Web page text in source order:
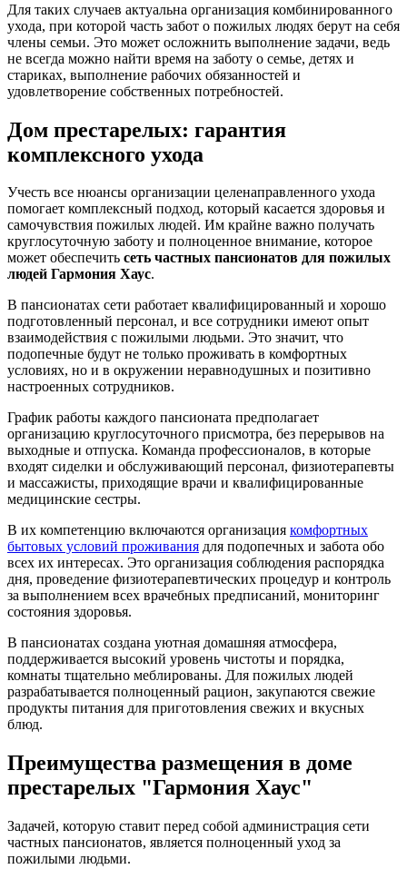
Для таких случаев актуальна организация комбинированного
ухода, при которой часть забот о пожилых людях берут на себя
члены семьи. Это может осложнить выполнение задачи, ведь
не всегда можно найти время на заботу о семье, детях и
стариках, выполнение рабочих обязанностей и
удовлетворение собственных потребностей.
Дом престарелых: гарантия
комплексного ухода
Учесть все нюансы организации целенаправленного ухода
помогает комплексный подход, который касается здоровья и
самочувствия пожилых людей. Им крайне важно получать
круглосуточную заботу и полноценное внимание, которое
может обеспечить сеть частных пансионатов для пожилых
людей Гармония Хаус.
В пансионатах сети работает квалифицированный и хорошо
подготовленный персонал, и все сотрудники имеют опыт
взаимодействия с пожилыми людьми. Это значит, что
подопечные будут не только проживать в комфортных
условиях, но и в окружении неравнодушных и позитивно
настроенных сотрудников.
График работы каждого пансионата предполагает
организацию круглосуточного присмотра, без перерывов на
выходные и отпуска. Команда профессионалов, в которые
входят сиделки и обслуживающий персонал, физиотерапевты
и массажисты, приходящие врачи и квалифицированные
медицинские сестры.
В их компетенцию включаются организация комфортных
бытовых условий проживания для подопечных и забота обо
всех их интересах. Это организация соблюдения распорядка
дня, проведение физиотерапевтических процедур и контроль
за выполнением всех врачебных предписаний, мониторинг
состояния здоровья.
В пансионатах создана уютная домашняя атмосфера,
поддерживается высокий уровень чистоты и порядка,
комнаты тщательно меблированы. Для пожилых людей
разрабатывается полноценный рацион, закупаются свежие
продукты питания для приготовления свежих и вкусных
блюд.
Преимущества размещения в доме
престарелых "Гармония Хаус"
Задачей, которую ставит перед собой администрация сети
частных пансионатов, является полноценный уход за
пожилыми людьми.